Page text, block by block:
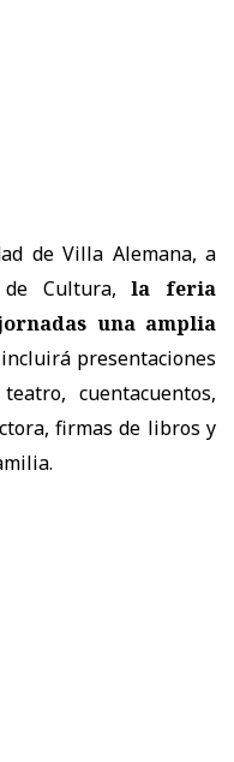
de Villa Alemana, a
Cultura,
la feria
una amplia
presentaciones
cuentacuentos,
firmas de libros y